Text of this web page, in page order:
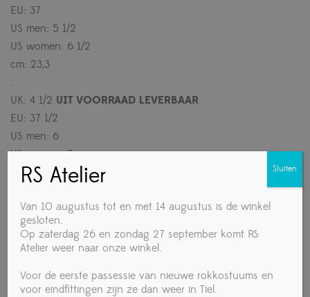
EU: 37
US men: 5 1/2
US women: 6 1/2
cm: 23,3
.
UK: 4 1/2 UIT VOORRAAD LEVERBAAR
EU: 37 1/2
US men: 6
US women: 7
cm: 23,8
UK: 5 UIT VOORRAAD LEVERBAAR
EU: 38
US men: 6 1/2
cm: 24,3
RS Atelier
Van 10 augustus tot en met 14 augustus is de winkel
gesloten.
Op zaterdag 26 en zondag 27 september komt RS
Atelier weer naar onze winkel.
Voor de eerste passessie van nieuwe rokkostuums en
voor eindfittingen zijn ze dan weer in Tiel.
Sluiten